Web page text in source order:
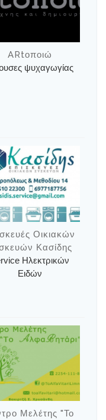
ARtοποιώ
ψυχαγωγίας
Οικιακών
Κασίδης
Ηλεκτρικών
Ειδών
Μελέτης "Το